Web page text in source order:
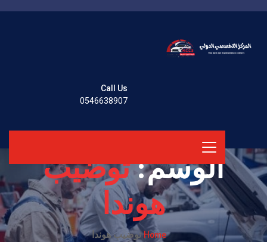
Call Us
0546638907
الوسم:توضيب
هوندا
Homeتوضيب هوندا